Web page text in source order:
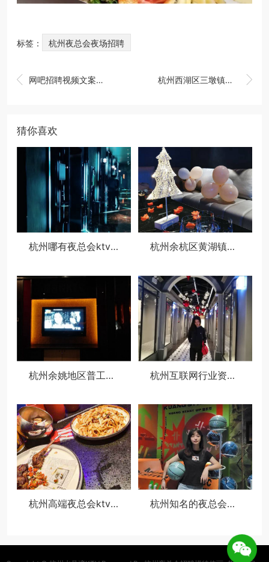
标签： 杭州夜总会夜场招聘
 网吧招聘视频文案（打造数字娱乐空间：网吧诚聘创意伙伴） 
杭州西湖区三墩镇附近夜总会招聘酒水促销员,应聘有哪些要求
猜你喜欢
杭州哪有夜总会ktv招聘酒水促销员,ktv最容易被选中的穿搭 杭州余杭区黄湖镇附近夜场招聘商务接待,(不用订房任务)
杭州余姚地区普工文员求职招聘 杭州互联网行业资深boss找工作
杭州高端夜总会ktv招聘商务佳丽,过年放假吗？ 杭州知名的夜总会ktv招聘包厢服务员,夜场上班身体多久会垮